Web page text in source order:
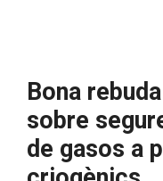
Bona
sobre
de gasos a